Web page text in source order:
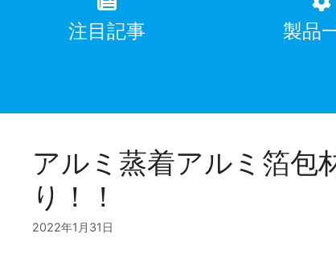
注目記事 製品
アルミ蒸着アルミ箔包
り！！
2022年1月31日